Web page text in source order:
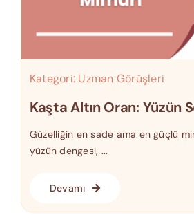
Kategori: Uzman Görüşleri
Kaşta Altın Oran: Yüzün
Güzelliğin en sade ama en güçlü
yüzün dengesi, ...
Devamı